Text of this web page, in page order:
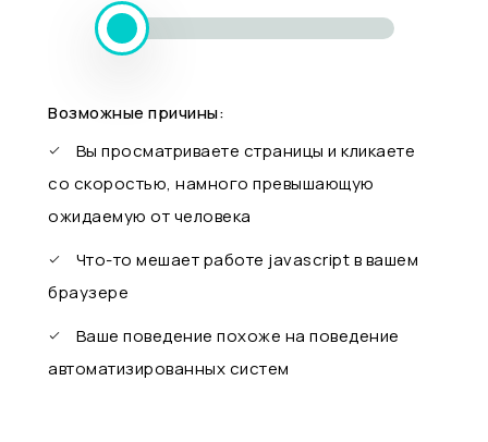
Возможные причины:
Вы просматриваете страницы и кликаете
со скоростью, намного превышающую
ожидаемую от человека
Что-то мешает работе javascript в вашем
браузере
Ваше поведение похоже на поведение
автоматизированных систем